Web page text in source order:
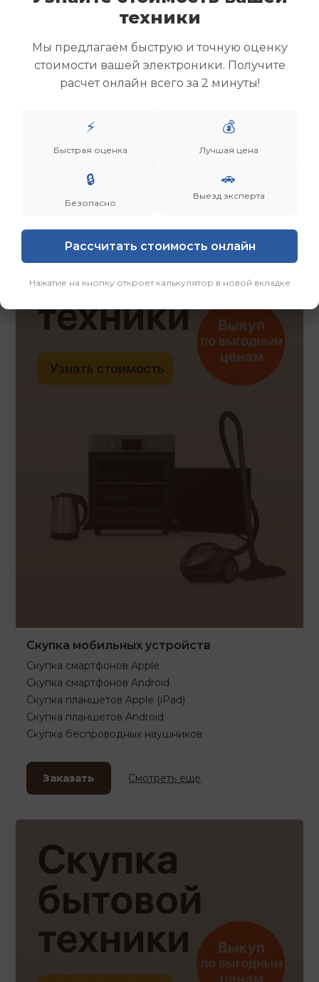
Скупка ноутбуков
Скупка ультрабуков
Скупка игровых ноутбуков
Скупка рабочих ноутбуков
Скупка старых ноутбуков (б/у)
Заказать Смотреть еще
Скупка мобильных устройств
Скупка смартфонов Apple
Скупка смартфонов Android
Скупка планшетов Apple (iPad)
Скупка планшетов Android
Скупка беспроводных наушников
Заказать Смотреть еще
техники
Мы предлагаем быструю и точную оценку
стоимости вашей электроники. Получите
расчет онлайн всего за 2 минуты!
⚡
Быстрая оценка
💰
Лучшая цена
🔒
Безопасно
🚗
Выезд эксперта
Рассчитать стоимость онлайн
Нажатие на кнопку откроет калькулятор в новой вкладке